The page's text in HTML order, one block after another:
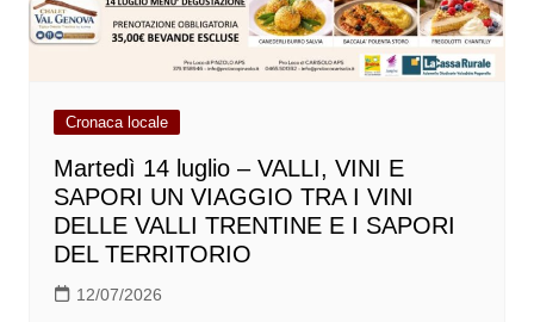
Cronaca locale
Martedì 14 luglio – VALLI, VINI E
SAPORI UN VIAGGIO TRA I VINI
DELLE VALLI TRENTINE E I SAPORI
DEL TERRITORIO
12/07/2026